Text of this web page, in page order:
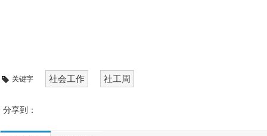
关键字 社会工作 社工周
分享到：